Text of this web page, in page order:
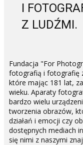
I
Z LUDŹMI.
Fundacja "For
fotografią i fotografię
które mając 181 lat,
wieku. Aparaty
bardzo wielu
tworzenia obrazów,
działań i emocji czy
dostępnych mediach
się nimi z naszymi